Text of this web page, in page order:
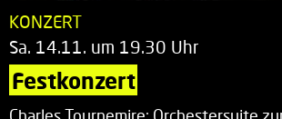
KONZERT
Sa. 14.11. um 19.30 Uhr
Festkonzert